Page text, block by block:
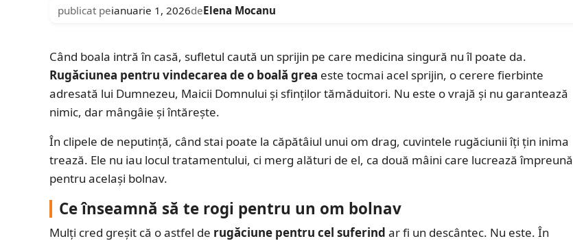
publicat peianuarie 1, 2026deElena Mocanu
Când boala intră în casă, sufletul caută un sprijin pe care medicina singură nu îl poate da.
Rugăciunea pentru vindecarea de o boală grea este tocmai acel sprijin, o cerere fierbinte
adresată lui Dumnezeu, Maicii Domnului și sfinților tămăduitori. Nu este o vrajă și nu garantează
nimic, dar mângâie și întărește.
În clipele de neputință, când stai poate la căpătâiul unui om drag, cuvintele rugăciunii îți țin inima
trează. Ele nu iau locul tratamentului, ci merg alături de el, ca două mâini care lucrează împreună
pentru același bolnav.
Ce înseamnă să te rogi pentru un om bolnav
Mulți cred greșit că o astfel de rugăciune pentru cel suferind ar fi un descântec. Nu este. În